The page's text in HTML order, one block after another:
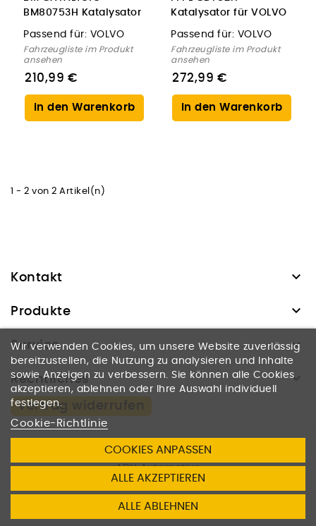
BM80753H Katalysator
für VOLVO
Passend für: VOLVO
Fahrzeugliste im Produkt
ansehen
210,99 €
In den Warenkorb
Katalysator für VOLVO
Passend für: VOLVO
Fahrzeugliste im Produkt
ansehen
272,99 €
In den Warenkorb
1 - 2 von 2 Artikel(n)
Kontakt 
Produkte 
Service 
Rechtliches 
Vertrag widerrufen
Wir verwenden Cookies, um unsere Website zuverlässig
bereitzustellen, die Nutzung zu analysieren und Inhalte
sowie Anzeigen zu verbessern. Sie können alle Cookies
akzeptieren, ablehnen oder Ihre Auswahl individuell
festlegen.
Cookie-Richtlinie
COOKIES ANPASSEN
ALLE ABLEHNEN
ALLE AKZEPTIEREN
© 2026
ADH Automotive
Dienstleistungen u. Handel UG